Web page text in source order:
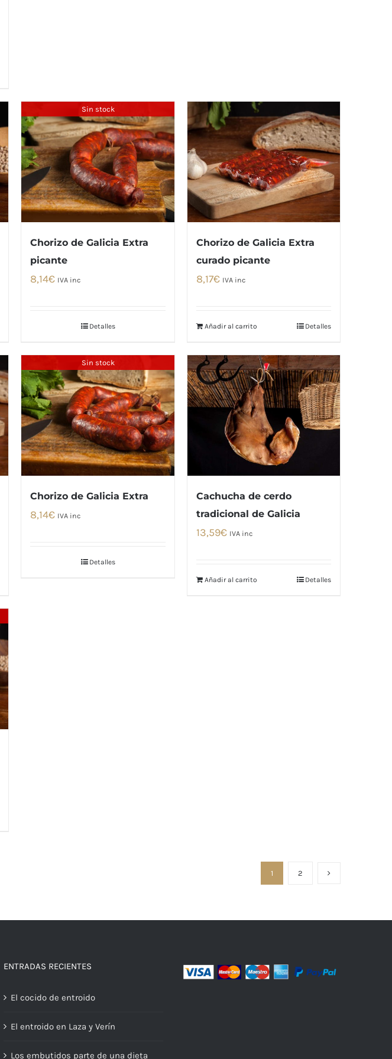
Sin stock
Chorizo de Galicia Extra
picante
8,14€ IVA inc
Detalles
Chorizo de Galicia Extra
curado picante
8,17€ IVA inc
Añadir al carrito Detalles
Sin stock
Chorizo de Galicia Extra
8,14€ IVA inc
Detalles
Cachucha de cerdo
tradicional de Galicia
13,59€ IVA inc
Añadir al carrito Detalles
1 2
ENTRADAS RECIENTES
El cocido de entroido
El entroido en Laza y Verín
Los embutidos parte de una dieta